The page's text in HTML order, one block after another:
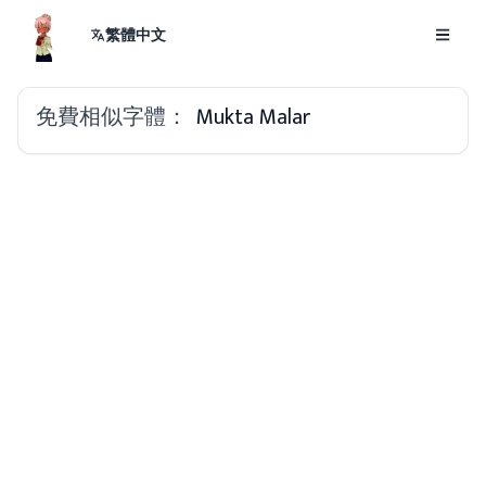
繁體中文
免費相似字體： Mukta Malar